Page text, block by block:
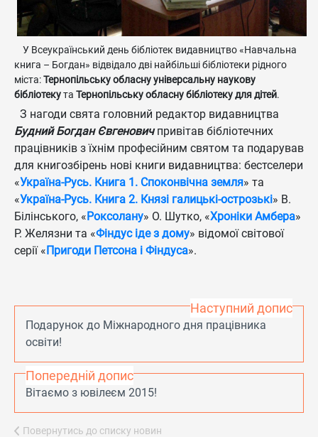
У Всеукраїнський день бібліотек видавництво «Навчальна
книга – Богдан» відвідало дві найбільші бібліотеки рідного
міста:Тернопільську обласну універсальну наукову
бібліотекута Тернопільську обласну бібліотеку для дітей.
З нагоди свята головний редактор видавництва
Будний Богдан Євгенович привітав бібліотечних
працівників з їхнім професійним святом та подарував
для книгозбірень нові книги видавництва: бестселери
«Україна-Русь. Книга 1. Споконвічна земля» та
«Україна-Русь. Книга 2. Князі галицькі-острозькі» В.
Білінського, «Роксолану» О. Шутко, «Хроніки Амбера»
Р. Желязни та «Фіндус іде з дому» відомої світової
серії «Пригоди Петсона і Фіндуса».
Наступний допис
Подарунок до Міжнародного дня працівника
освіти!
Попередній допис
Вітаємо з ювілеєм 2015!
Повернутись до списку новин